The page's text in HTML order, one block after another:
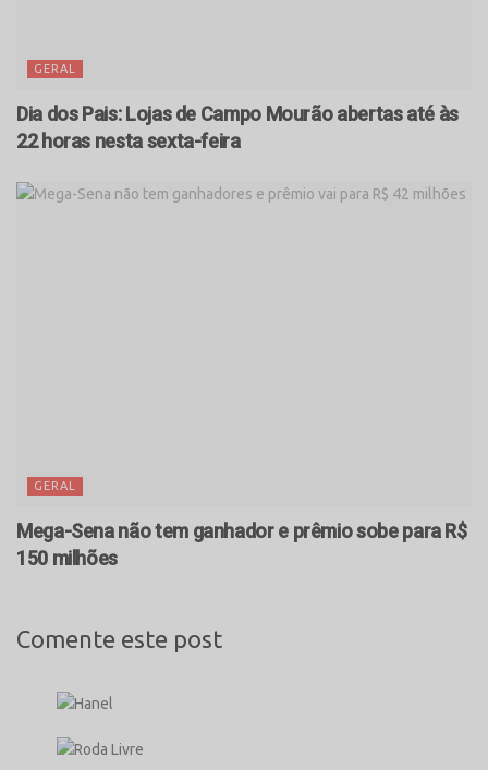
GERAL
Dia dos Pais: Lojas de Campo Mourão abertas até às
22 horas nesta sexta-feira
GERAL
Mega-Sena não tem ganhador e prêmio sobe para R$
150 milhões
Comente este post